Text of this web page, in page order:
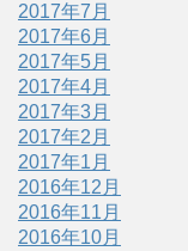
2017年7月
2017年6月
2017年5月
2017年4月
2017年3月
2017年2月
2017年1月
2016年12月
2016年11月
2016年10月